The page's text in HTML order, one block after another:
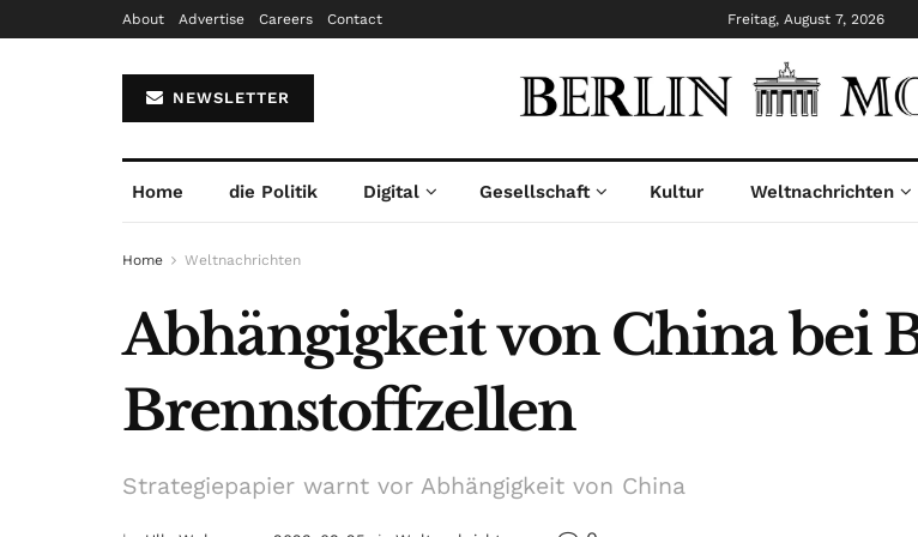
About Advertise Careers Contact Freitag, August 7, 2026
NEWSLETTER
Home die Politik Digital Gesellschaft Kultur Weltnachrichten
Home Weltnachrichten
Abhängigkeit von China bei
Brennstoffzellen
Strategiepapier warnt vor Abhängigkeit von China